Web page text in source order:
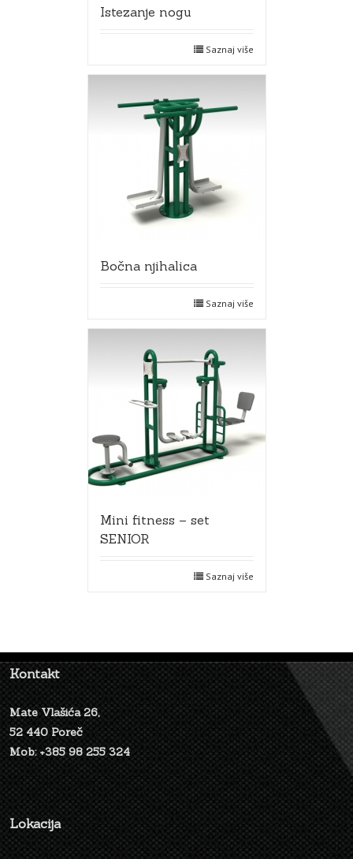
Istezanje nogu
Saznaj više
Bočna njihalica
Saznaj više
Mini fitness – set
SENIOR
Saznaj više
Kontakt
Mate Vlašića 26,
52 440 Poreč
Mob: +385 98 255 324
Lokacija